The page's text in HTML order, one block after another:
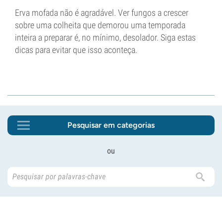
Erva mofada não é agradável. Ver fungos a crescer
sobre uma colheita que demorou uma temporada
inteira a preparar é, no mínimo, desolador. Siga estas
dicas para evitar que isso aconteça.
Pesquisar em categorias
ou